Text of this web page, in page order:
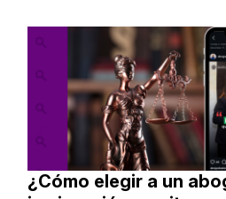
¿Cómo elegir a un